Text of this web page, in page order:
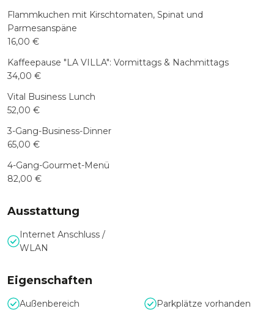
Flammkuchen mit Kirschtomaten, Spinat und
Parmesanspäne
16,00 €
Kaffeepause "LA VILLA": Vormittags & Nachmittags
34,00 €
Vital Business Lunch
52,00 €
3-Gang-Business-Dinner
65,00 €
4-Gang-Gourmet-Menü
82,00 €
Ausstattung
Internet Anschluss /
WLAN
Eigenschaften
Außenbereich Parkplätze vorhanden